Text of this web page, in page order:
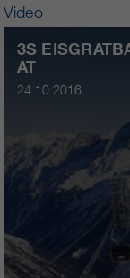
Video
3S
AT
24.10.2016